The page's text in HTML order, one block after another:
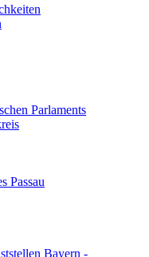
Parlaments
Passau
Bayern -